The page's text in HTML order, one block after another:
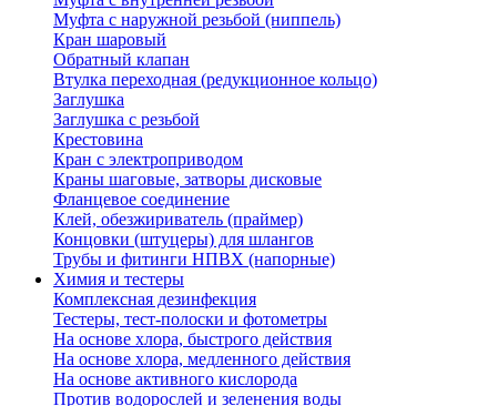
Муфта с наружной резьбой (ниппель)
Кран шаровый
Обратный клапан
Втулка переходная (редукционное кольцо)
Заглушка
Заглушка с резьбой
Крестовина
Кран с электроприводом
Краны шаговые, затворы дисковые
Фланцевое соединение
Клей, обезжириватель (праймер)
Концовки (штуцеры) для шлангов
Трубы и фитинги НПВХ (напорные)
Химия и тестеры
Комплексная дезинфекция
Тестеры, тест-полоски и фотометры
На основе хлора, быстрого действия
На основе хлора, медленного действия
На основе активного кислорода
Против водорослей и зеленения воды